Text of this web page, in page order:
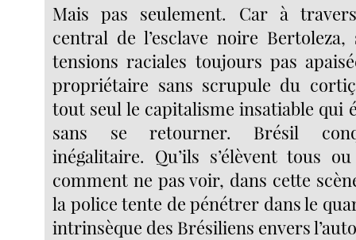
Mais pas seulement. Car à
central de l’esclave noire Bertoleza,
tensions raciales toujours pas
propriétaire sans scrupule du
tout seul le capitalisme insatiable qui
sans se retourner. Brésil
inégalitaire. Qu’ils s’élèvent tous
comment ne pas voir, dans cette
la police tente de pénétrer dans le
intrinsèque des Brésiliens envers